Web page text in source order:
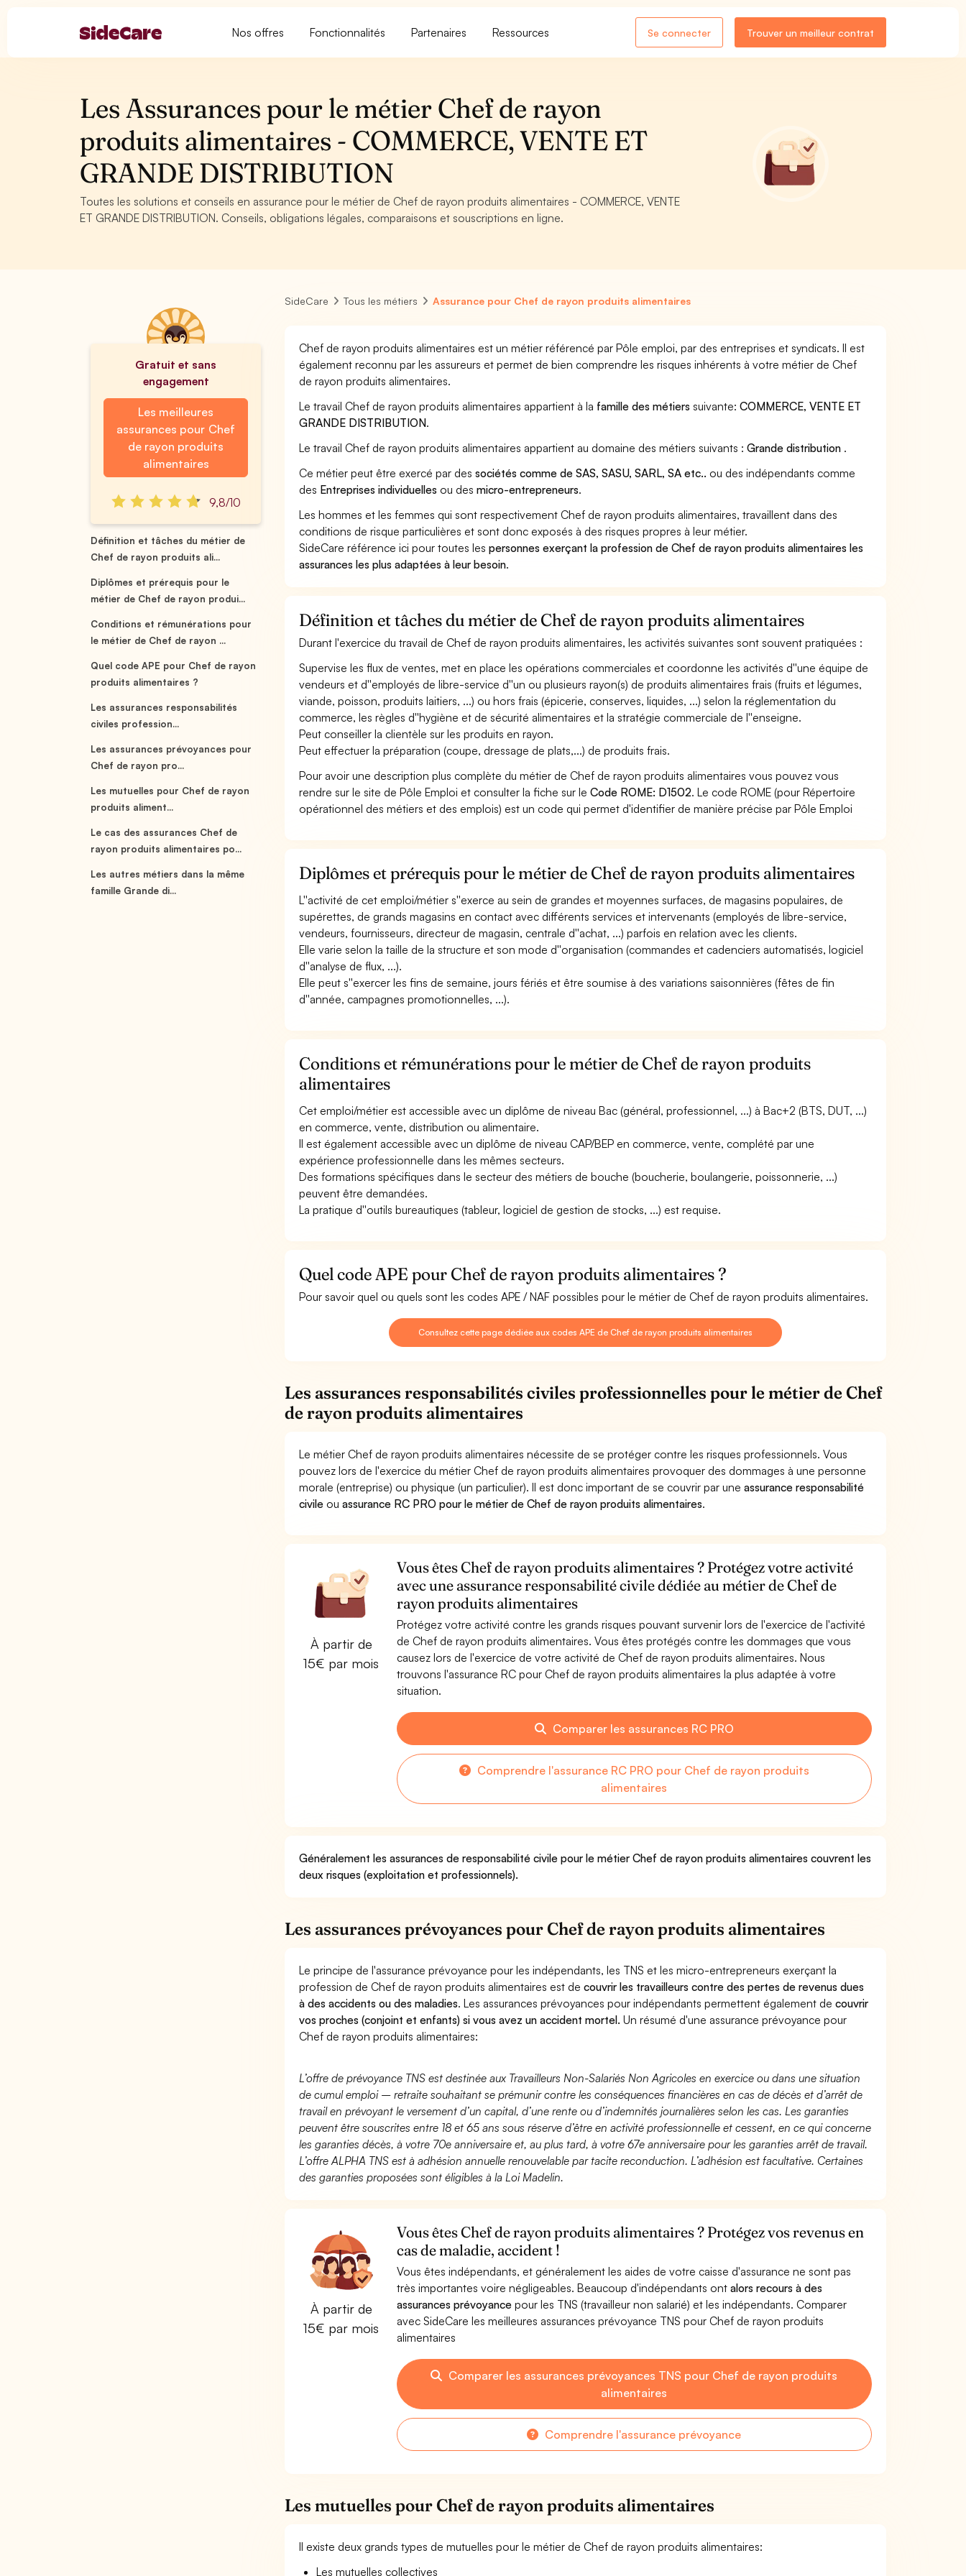
Nos offres Fonctionnalités Partenaires Ressources Se connecter Trouver un meilleur contrat
Les Assurances pour le métier Chef de rayon
produits alimentaires - COMMERCE, VENTE ET
GRANDE DISTRIBUTION
Toutes les solutions et conseils en assurance pour le métier de Chef de rayon produits alimentaires - COMMERCE, VENTE
ET GRANDE DISTRIBUTION. Conseils, obligations légales, comparaisons et souscriptions en ligne.
Gratuit et sans
engagement
Les meilleures
assurances pour Chef
de rayon produits
alimentaires
9,8/10
Définition et tâches du métier de
Chef de rayon produits ali...
Diplômes et prérequis pour le
métier de Chef de rayon produi...
Conditions et rémunérations pour
le métier de Chef de rayon ...
Quel code APE pour Chef de rayon
produits alimentaires ?
Les assurances responsabilités
civiles profession...
Les assurances prévoyances pour
Chef de rayon pro...
Les mutuelles pour Chef de rayon
produits aliment...
Le cas des assurances Chef de
rayon produits alimentaires po...
Les autres métiers dans la même
famille Grande di...
SideCare Tous les métiers Assurance pour Chef de rayon produits alimentaires
Chef de rayon produits alimentaires est un métier référencé par Pôle emploi, par des entreprises et syndicats. Il est
également reconnu par les assureurs et permet de bien comprendre les risques inhérents à votre métier de Chef
de rayon produits alimentaires.
Le travail Chef de rayon produits alimentaires appartient à la famille des métiers suivante:COMMERCE, VENTE ET
GRANDE DISTRIBUTION.
Le travail Chef de rayon produits alimentaires appartient au domaine des métiers suivants :Grande distribution .
Ce métier peut être exercé par dessociétés comme de SAS, SASU, SARL, SA etc.. ou des indépendants comme
des Entreprises individuelles ou desmicro-entrepreneurs.
Les hommes et les femmes qui sont respectivement Chef de rayon produits alimentaires, travaillent dans des
conditions de risque particulières et sont donc exposés à des risques propres à leur métier.
SideCare référence ici pour toutes lespersonnes exerçant la profession de Chef de rayon produits alimentaires les
assurances les plus adaptées à leur besoin.
Définition et tâches du métier de Chef de rayon produits alimentaires
Durant l'exercice du travail de Chef de rayon produits alimentaires, les activités suivantes sont souvent pratiquées :
Supervise les flux de ventes, met en place les opérations commerciales et coordonne les activités d''une équipe de
vendeurs et d''employés de libre-service d''un ou plusieurs rayon(s) de produits alimentaires frais (fruits et légumes,
viande, poisson, produits laitiers, ...) ou hors frais (épicerie, conserves, liquides, ...) selon la réglementation du
commerce, les règles d''hygiène et de sécurité alimentaires et la stratégie commerciale de l''enseigne.
Peut conseiller la clientèle sur les produits en rayon.
Peut effectuer la préparation (coupe, dressage de plats,...) de produits frais.
Pour avoir une description plus complète du métier de Chef de rayon produits alimentaires vous pouvez vous
rendre sur le site de Pôle Emploi et consulter la fiche sur leCode ROME: D1502. Le code ROME (pour Répertoire
opérationnel des métiers et des emplois) est un code qui permet d'identifier de manière précise par Pôle Emploi
Diplômes et prérequis pour le métier de Chef de rayon produits alimentaires
L''activité de cet emploi/métier s''exerce au sein de grandes et moyennes surfaces, de magasins populaires, de
supérettes, de grands magasins en contact avec différents services et intervenants (employés de libre-service,
vendeurs, fournisseurs, directeur de magasin, centrale d''achat, ...) parfois en relation avec les clients.
Elle varie selon la taille de la structure et son mode d''organisation (commandes et cadenciers automatisés, logiciel
d''analyse de flux, ...).
Elle peut s''exercer les fins de semaine, jours fériés et être soumise à des variations saisonnières (fêtes de fin
d''année, campagnes promotionnelles, ...).
Conditions et rémunérations pour le métier de Chef de rayon produits
alimentaires
Cet emploi/métier est accessible avec un diplôme de niveau Bac (général, professionnel, ...) à Bac+2 (BTS, DUT, ...)
en commerce, vente, distribution ou alimentaire.
Il est également accessible avec un diplôme de niveau CAP/BEP en commerce, vente, complété par une
expérience professionnelle dans les mêmes secteurs.
Des formations spécifiques dans le secteur des métiers de bouche (boucherie, boulangerie, poissonnerie, ...)
peuvent être demandées.
La pratique d''outils bureautiques (tableur, logiciel de gestion de stocks, ...) est requise.
Quel code APE pour Chef de rayon produits alimentaires ?
Pour savoir quel ou quels sont les codes APE / NAF possibles pour le métier de Chef de rayon produits alimentaires.
Consultez cette page dédiée aux codes APE de Chef de rayon produits alimentaires
Les assurances responsabilités civiles professionnelles pour le métier de Chef
de rayon produits alimentaires
Le métier Chef de rayon produits alimentaires nécessite de se protéger contre les risques professionnels. Vous
pouvez lors de l'exercice du métier Chef de rayon produits alimentaires provoquer des dommages à une personne
morale (entreprise) ou physique (un particulier). Il est donc important de se couvrir par uneassurance responsabilité
civile ouassurance RC PRO pour le métier de Chef de rayon produits alimentaires.
À partir de
15€ par mois
Vous êtes Chef de rayon produits alimentaires ? Protégez votre activité
avec une assurance responsabilité civile dédiée au métier de Chef de
rayon produits alimentaires
Protégez votre activité contre les grands risques pouvant survenir lors de l'exercice de l'activité
de Chef de rayon produits alimentaires. Vous êtes protégés contre les dommages que vous
causez lors de l'exercice de votre activité de Chef de rayon produits alimentaires. Nous
trouvons l'assurance RC pour Chef de rayon produits alimentaires la plus adaptée à votre
situation.
Comparer les assurances RC PRO
Comprendre l'assurance RC PRO pour Chef de rayon produits
alimentaires
Généralement les assurances de responsabilité civile pour le métier Chef de rayon produits alimentaires couvrent les
deux risques (exploitation et professionnels).
Les assurances prévoyances pour Chef de rayon produits alimentaires
Le principe de l'assurance prévoyance pour les indépendants, les TNS et les micro-entrepreneurs exerçant la
profession de Chef de rayon produits alimentaires est decouvrir les travailleurs contre des pertes de revenus dues
à des accidents ou des maladies. Les assurances prévoyances pour indépendants permettent également decouvrir
vos proches (conjoint et enfants) si vous avez un accident mortel. Un résumé d'une assurance prévoyance pour
Chef de rayon produits alimentaires:
L’offre de prévoyance TNS est destinée aux Travailleurs Non-Salariés Non Agricoles en exercice ou dans une situation
de cumul emploi – retraite souhaitant se prémunir contre les conséquences financières en cas de décès et d’arrêt de
travail en prévoyant le versement d’un capital, d’une rente ou d’indemnités journalières selon les cas. Les garanties
peuvent être souscrites entre 18 et 65 ans sous réserve d’être en activité professionnelle et cessent, en ce qui concerne
les garanties décès, à votre 70e anniversaire et, au plus tard, à votre 67e anniversaire pour les garanties arrêt de travail.
L’offre ALPHA TNS est à adhésion annuelle renouvelable par tacite reconduction. L’adhésion est facultative. Certaines
des garanties proposées sont éligibles à la Loi Madelin.
À partir de
15€ par mois
Vous êtes Chef de rayon produits alimentaires ? Protégez vos revenus en
cas de maladie, accident !
Vous êtes indépendants, et généralement les aides de votre caisse d'assurance ne sont pas
très importantes voire négligeables. Beaucoup d'indépendants ont alors recours à des
assurances prévoyancepour les TNS (travailleur non salarié) et les indépendants. Comparer
avec SideCare les meilleures assurances prévoyance TNS pour Chef de rayon produits
alimentaires
Comparer les assurances prévoyances TNS pour Chef de rayon produits
alimentaires
Comprendre l'assurance prévoyance
Les mutuelles pour Chef de rayon produits alimentaires
Il existe deux grands types de mutuelles pour le métier de Chef de rayon produits alimentaires:
Les mutuelles collectives